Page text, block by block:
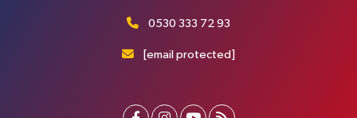
0530 333 72 93
[email protected]